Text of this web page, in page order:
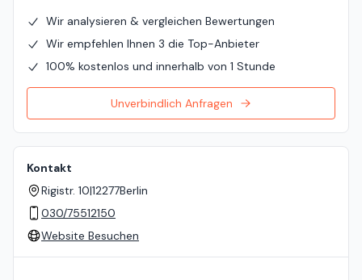
Wir analysieren & vergleichen Bewertungen
Wir empfehlen Ihnen 3 die Top-Anbieter
100% kostenlos und innerhalb von 1 Stunde
Unverbindlich Anfragen
Kontakt
Rigistr. 10|12277Berlin
030/75512150
Website Besuchen